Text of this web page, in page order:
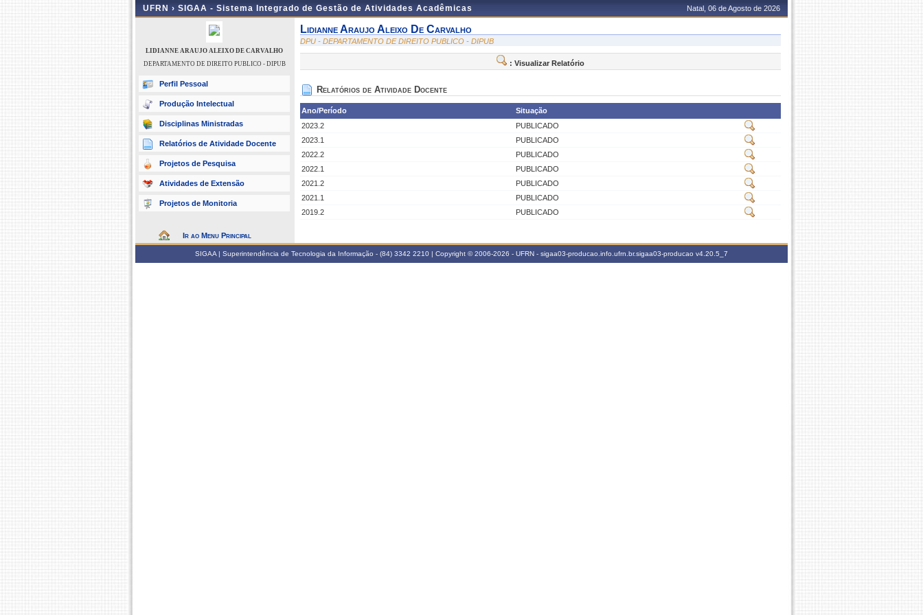
UFRN › SIGAA - Sistema Integrado de Gestão de Atividades Acadêmicas Natal, 06 de Agosto de 2026
LIDIANNE ARAUJO ALEIXO DE CARVALHO
DEPARTAMENTO DE DIREITO PUBLICO - DIPUB
Perfil Pessoal
Produção Intelectual
Disciplinas Ministradas
Relatórios de Atividade Docente
Projetos de Pesquisa
Atividades de Extensão
Projetos de Monitoria
Ir ao Menu Principal
Lidianne Araujo Aleixo De Carvalho
DPU - DEPARTAMENTO DE DIREITO PUBLICO - DIPUB
: Visualizar Relatório
Relatórios de Atividade Docente
Ano/Período
Situação
2023.2
PUBLICADO
2023.1
PUBLICADO
2022.2
PUBLICADO
2022.1
PUBLICADO
2021.2
PUBLICADO
2021.1
PUBLICADO
2019.2
PUBLICADO
SIGAA | Superintendência de Tecnologia da Informação - (84) 3342 2210 | Copyright © 2006-2026 - UFRN - sigaa03-producao.info.ufrn.br.sigaa03-producao v4.20.5_7